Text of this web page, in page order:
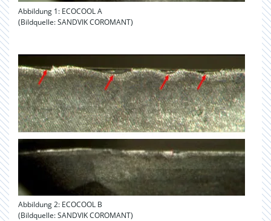
Abbildung 1: ECOCOOL A
(Bildquelle: SANDVIK COROMANT)
Abbildung 2: ECOCOOL B
(Bildquelle: SANDVIK COROMANT)